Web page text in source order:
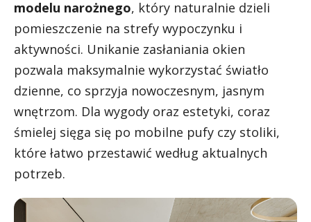
modelu narożnego, który naturalnie dzieli
pomieszczenie na strefy wypoczynku i
aktywności. Unikanie zasłaniania okien
pozwala maksymalnie wykorzystać światło
dzienne, co sprzyja nowoczesnym, jasnym
wnętrzom. Dla wygody oraz estetyki, coraz
śmielej sięga się po mobilne pufy czy stoliki,
które łatwo przestawić według aktualnych
potrzeb.